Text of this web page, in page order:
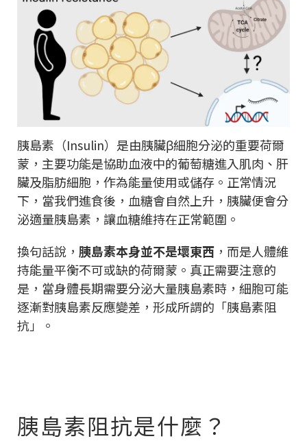
胰島素（Insulin）是由胰臟β細胞分泌的重要荷爾
蒙，主要功能是協助血液中的葡萄糖進入肌肉、肝
臟及脂肪細胞，作為能量使用或儲存。正常情況
下，當我們進食後，血糖會自然上升，胰臟便會分
泌適量胰島素，讓血糖維持在正常範圍。
換句話說， 胰島素本身並不是壞東西 ，而是人體維
持能量平衡不可或缺的荷爾蒙。真正需要注意的
是，當身體長期需要分泌大量胰島素時，細胞可能
逐漸對胰島素反應變差，形成所謂的「胰島素阻
抗」。
胰島素阻抗是什麼？